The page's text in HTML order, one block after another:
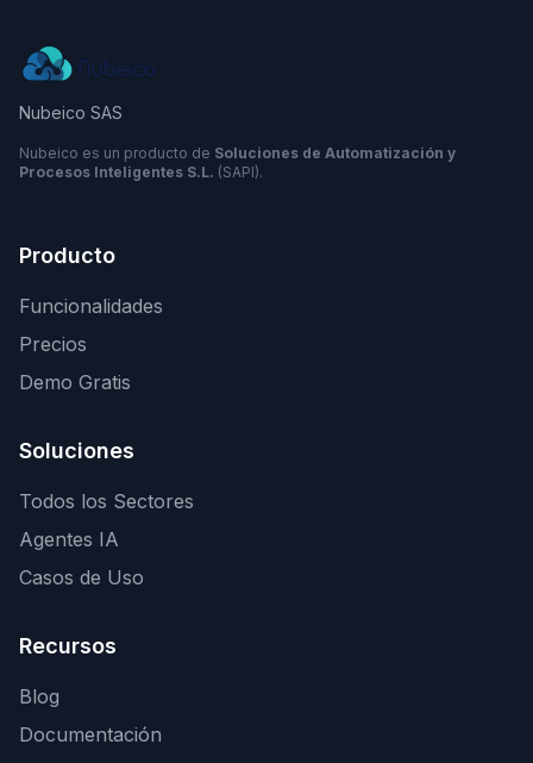
Nubeico SAS
Nubeico es un producto de Soluciones de Automatización y
Procesos Inteligentes S.L. (SAPI).
Producto
Funcionalidades
Precios
Demo Gratis
Soluciones
Todos los Sectores
Agentes IA
Casos de Uso
Recursos
Blog
Documentación